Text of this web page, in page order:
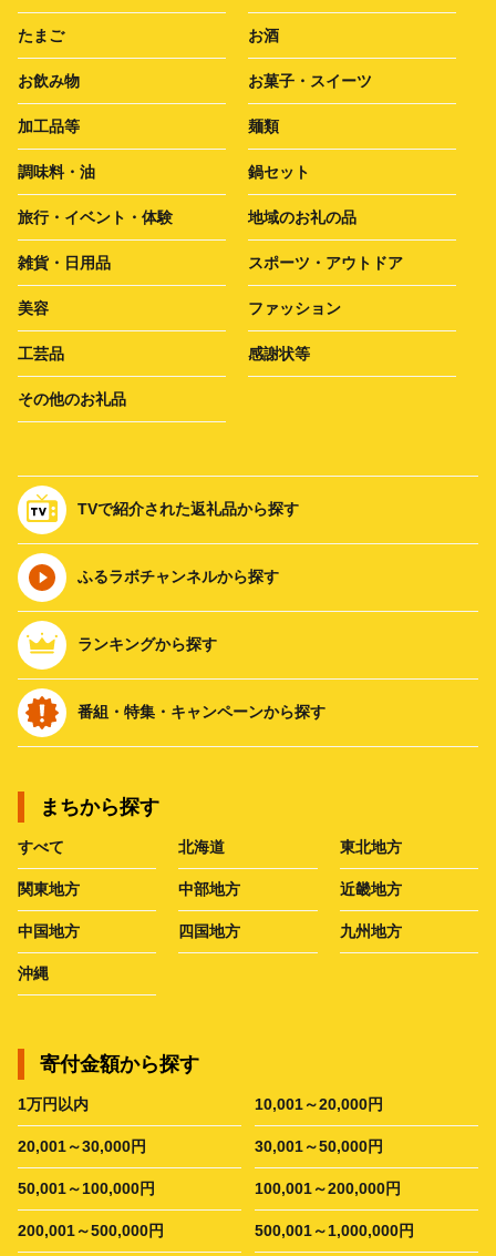
たまご お酒
お飲み物 お菓子・スイーツ
加工品等 麺類
調味料・油 鍋セット
旅行・イベント・体験 地域のお礼の品
雑貨・日用品 スポーツ・アウトドア
美容 ファッション
工芸品 感謝状等
その他のお礼品
TVで紹介された返礼品から探す
ふるラボチャンネルから探す
ランキングから探す
番組・特集・キャンペーンから探す
まちから探す
すべて 北海道 東北地方
関東地方 中部地方 近畿地方
中国地方 四国地方 九州地方
沖縄
寄付金額から探す
1万円以内 10,001～20,000円
20,001～30,000円 30,001～50,000円
50,001～100,000円 100,001～200,000円
200,001～500,000円 500,001～1,000,000円